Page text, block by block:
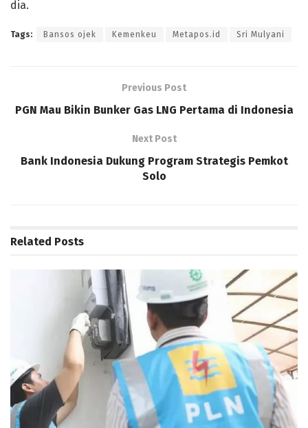
dia.
Tags: Bansos ojek Kemenkeu Metapos.id Sri Mulyani
Previous Post
PGN Mau Bikin Bunker Gas LNG Pertama di Indonesia
Next Post
Bank Indonesia Dukung Program Strategis Pemkot
Solo
Related Posts